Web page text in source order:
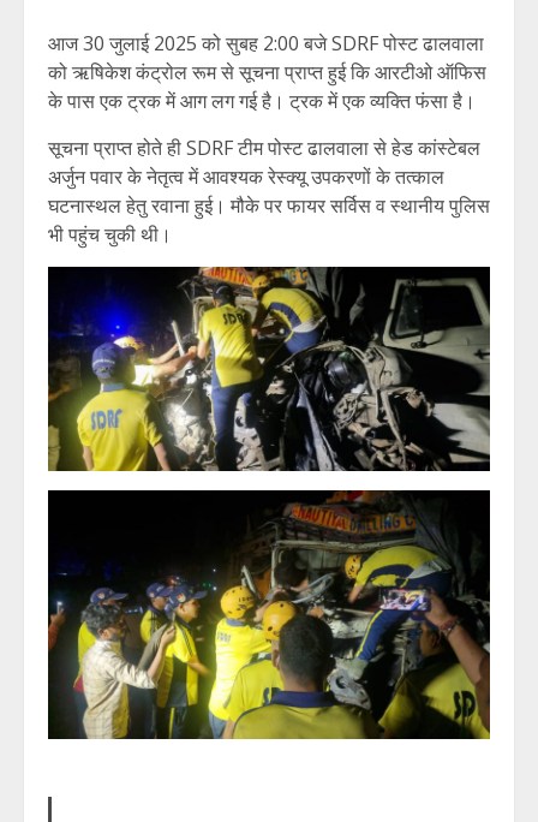
आज 30 जुलाई 2025 को सुबह 2:00 बजे SDRF पोस्ट ढालवाला
को ऋषिकेश कंट्रोल रूम से सूचना प्राप्त हुई कि आरटीओ ऑफिस
के पास एक ट्रक में आग लग गई है। ट्रक में एक व्यक्ति फंसा है।
सूचना प्राप्त होते ही SDRF टीम पोस्ट ढालवाला से हेड कांस्टेबल
अर्जुन पवार के नेतृत्व में आवश्यक रेस्क्यू उपकरणों के तत्काल
घटनास्थल हेतु रवाना हुई। मौके पर फायर सर्विस व स्थानीय पुलिस
भी पहुंच चुकी थी।